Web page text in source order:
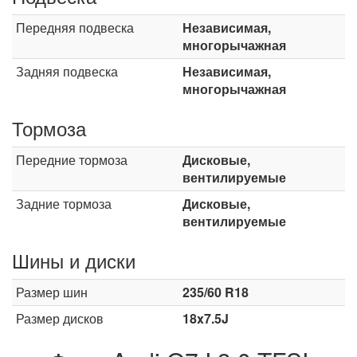
Передняя подвеска
Независимая,
многорычажная
Задняя подвеска
Независимая,
многорычажная
Тормоза
Передние тормоза
Дисковые,
вентилируемые
Задние тормоза
Дисковые,
вентилируемые
Шины и диски
Размер шин
235/60 R18
Размер дисков
18x7.5J